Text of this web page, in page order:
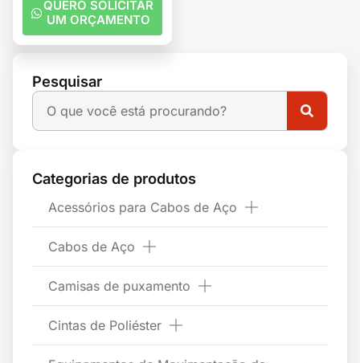
Pesquisar
Categorias de produtos
Acessórios para Cabos de Aço
Cabos de Aço
Camisas de puxamento
Cintas de Poliéster
QUERO SOLICITAR
UM ORÇAMENTO